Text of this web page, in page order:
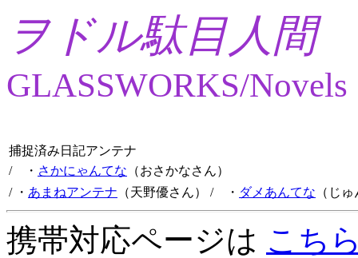
ヲドル駄目人間
GLASSWORKS/Novels
捕捉済み日記アンテナ
/ ・ さかにゃんてな （おさかなさん）
/ ・ あまねアンテナ （天野優さん） / ・ ダメあんてな （じ
携帯対応ページは こち